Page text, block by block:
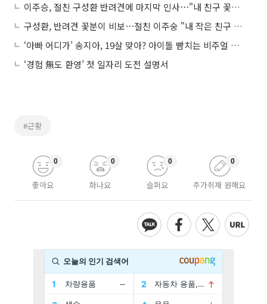
이주승, 절친 구성환 반려견에 마지막 인사⋯"내 친구 꽃분이, 사랑해"
구성환, 반려견 꽃분이 비보⋯절친 이주숭 "내 작은 친구 편히 쉬어"
‘아빠 어디가’ 송지아, 19살 맞아? 아이돌 뺨치는 비주얼 근황
‘경험 無도 환영’ 첫 일자리 도전 설명서
#근황
좋아요
0
화나요
0
슬퍼요
0
추가취재 원해요
0